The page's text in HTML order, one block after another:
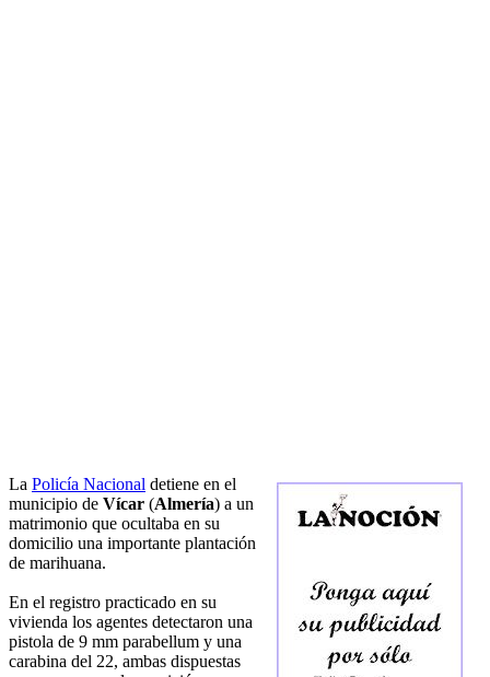
La Policía Nacional detiene en el
municipio de Vícar (Almería) a un
matrimonio que ocultaba en su
domicilio una importante plantación
de marihuana.
En el registro practicado en su
vivienda los agentes detectaron una
pistola de 9 mm parabellum y una
carabina del 22, ambas dispuestas